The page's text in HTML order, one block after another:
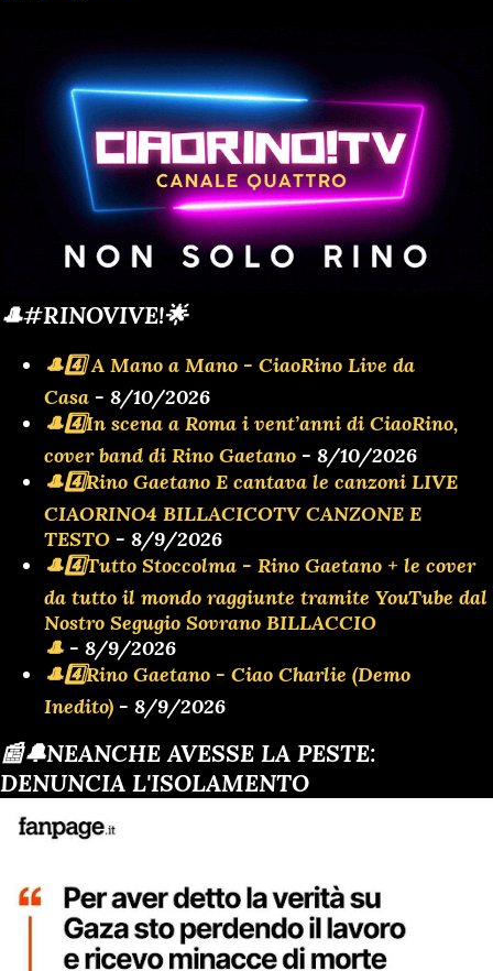
🎩#RINOVIVE!🌟
🎩4️⃣ A Mano a Mano - CiaoRino Live da
Casa - 8/10/2026
🎩4️⃣In scena a Roma i vent’anni di CiaoRino,
cover band di Rino Gaetano - 8/10/2026
🎩4️⃣Rino Gaetano E cantava le canzoni LIVE
CIAORINO4 BILLACICOTV CANZONE E
TESTO - 8/9/2026
🎩4️⃣Tutto Stoccolma - Rino Gaetano + le cover
da tutto il mondo raggiunte tramite YouTube dal
Nostro Segugio Sovrano BILLACCIO
🎩 - 8/9/2026
🎩4️⃣Rino Gaetano - Ciao Charlie (Demo
Inedito) - 8/9/2026
📰🔔NEANCHE AVESSE LA PESTE:
DENUNCIA L'ISOLAMENTO